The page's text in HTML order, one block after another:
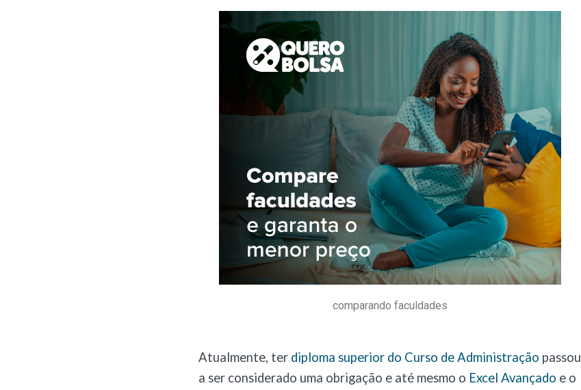
comparando faculdades
Atualmente, ter diploma superior do Curso de Administração passou
a ser considerado uma obrigação e até mesmo o Excel Avançado e o